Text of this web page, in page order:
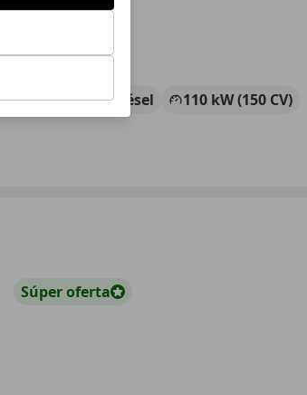
111.958 km Diésel
110 kW (150 CV)
Súperoferta